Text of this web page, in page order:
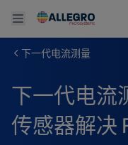
Back To Main Menu
产品
Back To Main Menu
应用
Back To Main Menu
技术支持
设计和开发
Back To Main Menu
技术资源
Resource Center
Back To Main Menu
关于 ALLEGRO
下一代电流测量
下一代电
传感器解决